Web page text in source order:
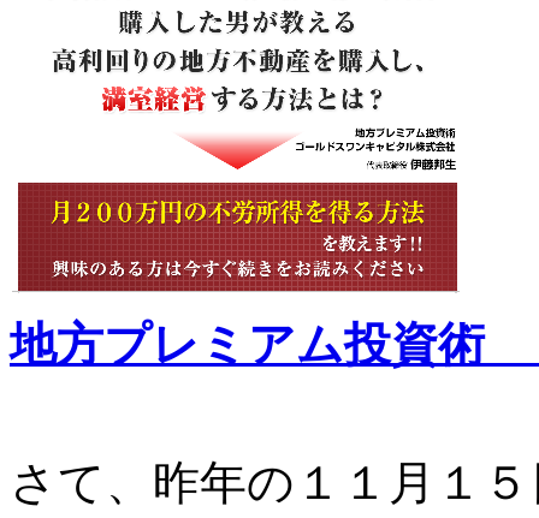
地方プレミアム投資術
さて、昨年の１１月１